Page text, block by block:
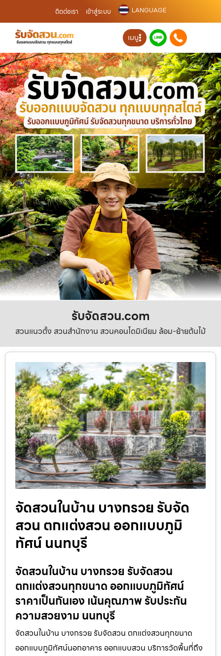
ติดต่อเรา เข้าสู่ระบบ LANGUAGE
เมนู
รับจัดสวน.com
สวนแนวตั้ง สวนสำนักงาน สวนคอนโดมิเนียม ล้อม-ย้ายต้นไม้
จัดสวนในบ้าน บางกรวย รับจัด
สวน ตกแต่งสวน ออกแบบภูมิ
ทัศน์ นนทบุรี
จัดสวนในบ้าน บางกรวย รับจัดสวน
ตกแต่งสวนทุกขนาด ออกแบบภูมิทัศน์
ราคาเป็นกันเอง เน้นคุณภาพ รับประกัน
ความสวยงาม นนทบุรี
จัดสวนในบ้าน บางกรวย รับจัดสวน ตกแต่งสวนทุกขนาด
ออกแบบภูมิทัศน์นอกอาคาร ออกแบบสวน บริการวัดพื้นที่ถึง